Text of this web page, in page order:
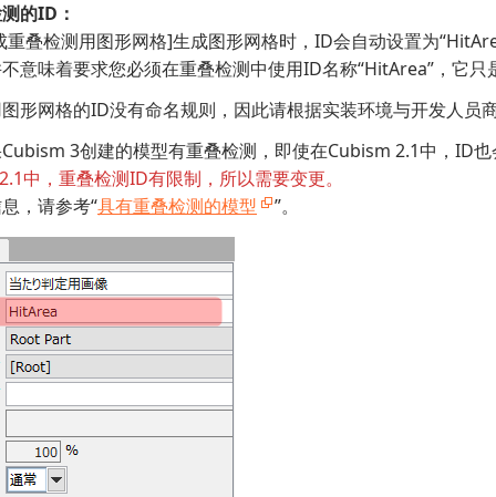
的ID：
叠检测用图形网格]生成图形网格时，ID会自动设置为
意味着要求您必须在重叠检测中使用ID名称“HitArea”，它只
形网格的ID没有命名规则，因此请根据实装环境与开发人员商
3创建的模型有重叠检测，即使在Cubism 2.1中，ID也会
中，重叠检测ID有限制，所以需要变更。
，请参考“具有重叠检测的模型 ”。